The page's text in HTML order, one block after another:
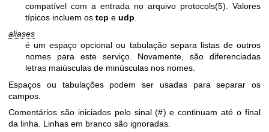
compatível com a entrada no arquivo protocols(5) . Valores
típicos incluem os tcp e udp
aliases
é um espaço opcional ou tabulação separa listas de outros
nomes para este serviço. Novamente, são diferenciadas
letras maiúsculas de minúsculas nos nomes.
Espaços ou tabulações podem ser usadas para separar os
campos.
Comentários são iniciados pelo sinal (#) e continuam até o final
da linha. Linhas em branco são ignoradas.